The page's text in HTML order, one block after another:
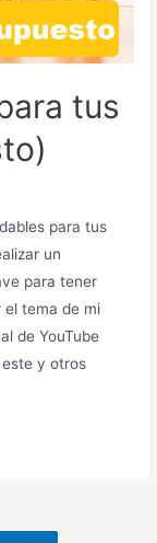
tus
para tus
un
para tener
el tema de mi
de YouTube
y otros